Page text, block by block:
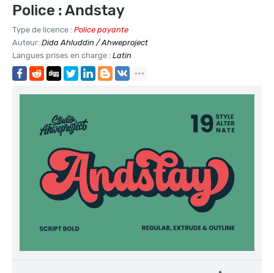
Police : Andstay
Type de licence : Police payante
Auteur: Dida Ahluddin / Ahweproject
Langues prises en charge : Latin